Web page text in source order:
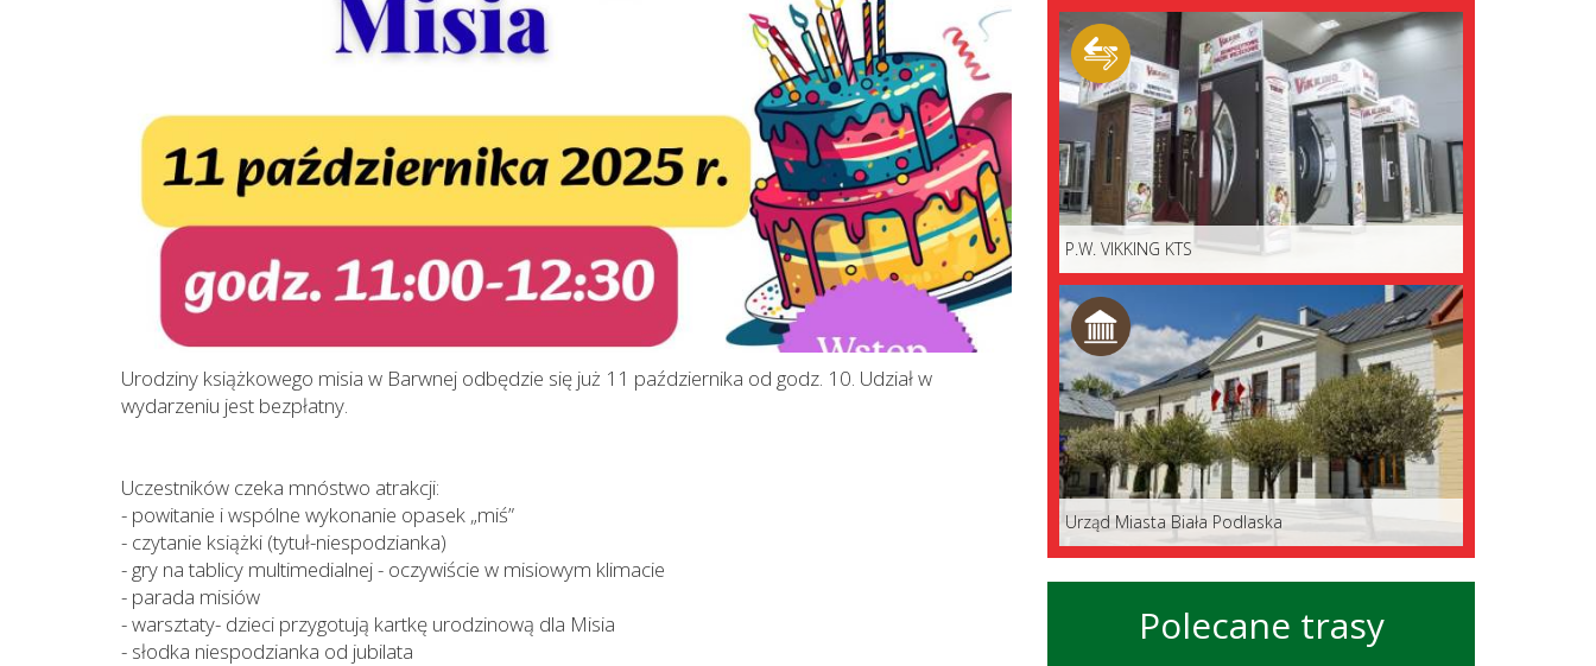
Urodziny książkowego misia w Barwnej odbędzie się już 11 października od godz. 10. Udział w
wydarzeniu jest bezpłatny.
Uczestników czeka mnóstwo atrakcji:
- powitanie i wspólne wykonanie opasek „miś”
- czytanie książki (tytuł-niespodzianka)
- gry na tablicy multimedialnej - oczywiście w misiowym klimacie
- parada misiów
-warsztaty- dzieci przygotują kartkę urodzinową dla Misia
- słodka niespodzianka od jubilata
P.W. VIKKING KTS
Urząd Miasta Biała Podlaska
Polecane trasy